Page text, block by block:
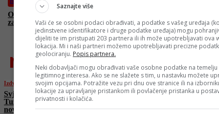
Otišao je Halil ef. Mehtić,hafiz koji je Kur'an napamet naučio u
zatvoru!IN MEMORIAM: Mladen Žižović
najnovije
Izdvojeno
Svjedok podijelio potresne detalje požara u
Tuzli: “Previše boli u ovoj hladnoj
novembarskoj noći…”
Saznajte više
Vaši će se osobni podaci obrađivati, a podatke s vašeg uređaja
jedinstvene identifikatore i druge podatke uređaja) mogu
dijeliti te im pristupati 203 partnera ili ih može upotrebljavati ova
lokacija. Mi i naši partneri možemo upotrebljavati precizne
geolociranju. Popis partnera.
Neki dobavljači mogu obrađivati vaše osobne podatke na temelju
legitimnog interesa. Ako se ne slažete s tim, u nastavku možete
svojim opcijama. Potražite vezu pri dnu ove stranice ili na
lokacije za upravljanje pristankom ili povlačenje pristanka u
privatnosti i kolačića.